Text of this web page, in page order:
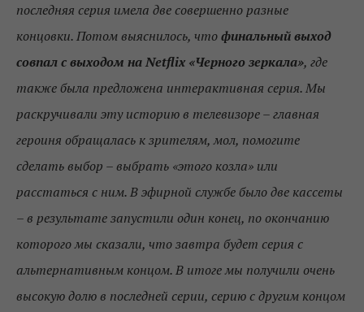
последняя серия имела две совершенно разные
концовки. Потом выяснилось, чтофинальный выход
совпал с выходом на Netflix «Черного зеркала», где
также была предложена интерактивная серия. Мы
раскручивали эту историю в телевизоре – главная
героиня обращалась к зрителям, мол, помогите
сделать выбор – выбрать «этого козла» или
расстаться с ним. В эфирной службе было две кассеты
– в результате запустили один конец, по окончанию
которого мы сказали, что завтра будет серия с
альтернативным концом. В итоге мы получили очень
высокую долю в последней серии, серию с другим концом